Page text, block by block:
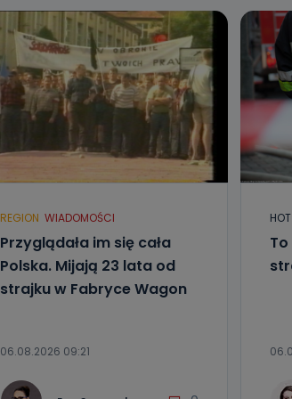
REGION WIADOMOŚCI
Przyglądała im się cała
Polska. Mijają 23 lata od
strajku w Fabryce Wagon
06.08.2026 09:21
HOT